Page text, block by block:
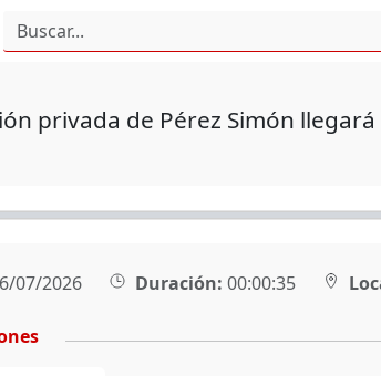
privada de Pérez Simón
07/2026 Duración: 00:00:35